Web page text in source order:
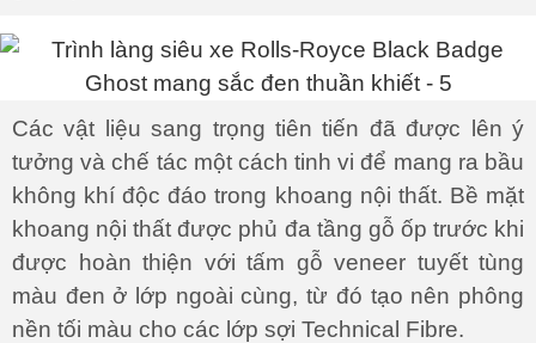
Các vật liệu sang trọng tiên tiến đã được lên ý
tưởng và chế tác một cách tinh vi để mang ra bầu
không khí độc đáo trong khoang nội thất. Bề mặt
khoang nội thất được phủ đa tầng gỗ ốp trước khi
được hoàn thiện với tấm gỗ veneer tuyết tùng
màu đen ở lớp ngoài cùng, từ đó tạo nên phông
nền tối màu cho các lớp sợi Technical Fibre.